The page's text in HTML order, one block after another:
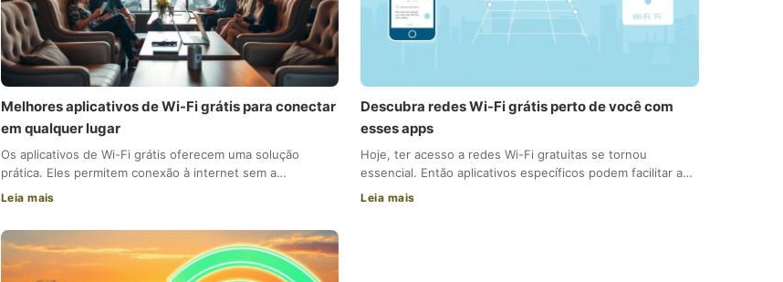
Melhores aplicativos de Wi-Fi grátis para conectar
em qualquer lugar
Os aplicativos de Wi-Fi grátis oferecem uma solução
prática. Eles permitem conexão à internet sem a…
Leia mais
Descubra redes Wi-Fi grátis perto de você com
esses apps
Hoje, ter acesso a redes Wi-Fi gratuitas se tornou
essencial. Então aplicativos específicos podem facilitar a…
Leia mais